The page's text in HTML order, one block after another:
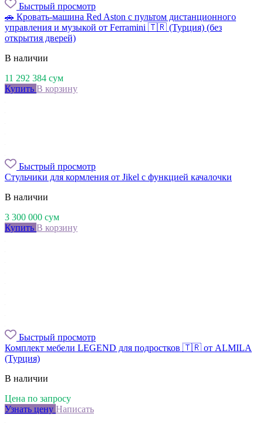
Быстрый просмотр
🚗 Кровать-машина Red Aston с пультом дистанционного
управления и музыкой от Ferramini 🇹🇷 (Турция) (без
открытия дверей)
В наличии
11 292 384 сум
Купить В корзину
Быстрый просмотр
Стульчики для кормления от Jikel с функцией качалочки
В наличии
3 300 000 сум
Купить В корзину
Быстрый просмотр
Комплект мебели LEGEND для подростков 🇹🇷 от ALMILA
(Турция)
В наличии
Цена по запросу
Узнать цену Написать